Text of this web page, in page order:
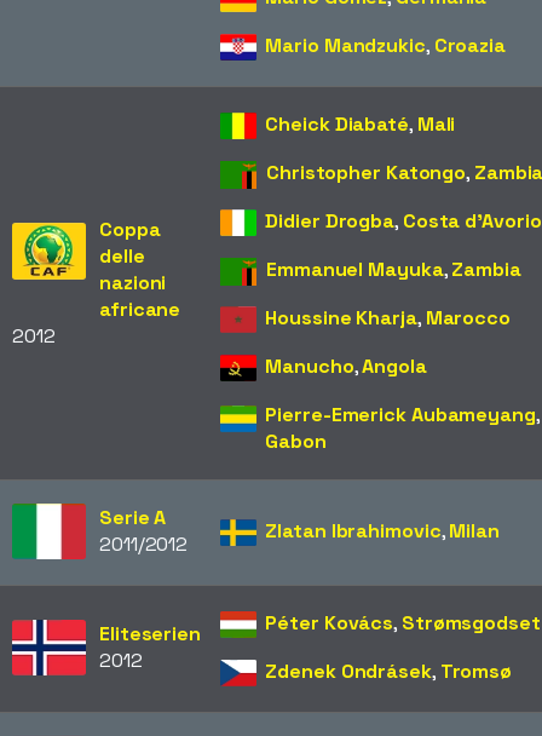
Mario Mandzukic, Croazia
Coppa
delle
nazioni
africane
2012
Cheick Diabaté, Mali
Christopher Katongo,
Didier Drogba, Costa d'Avorio
Emmanuel Mayuka,Zambia
Houssine Kharja, Marocco
Manucho,Angola
Pierre-Emerick Aubameyang,
Gabon
Serie A
2011/2012
Zlatan Ibrahimovic,Milan
Eliteserien
2012
Péter Kovács, Strømsgodset
Zdenek Ondrásek, Tromsø